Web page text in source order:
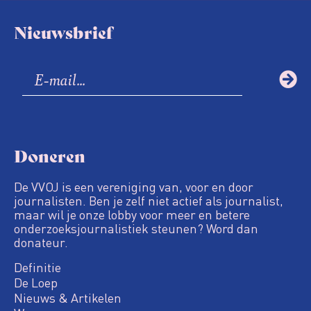
Nieuwsbrief
Doneren
De VVOJ is een vereniging van, voor en door
journalisten. Ben je zelf niet actief als journalist,
maar wil je onze lobby voor meer en betere
onderzoeksjournalistiek steunen? Word dan
donateur.
Definitie
De Loep
Nieuws & Artikelen